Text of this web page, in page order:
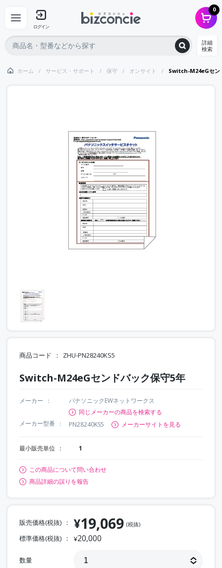
ログイン
0
詳細
検索
ホーム サービス・サポート 保守 オンサイト Switch-M24eGセン
商品コード ZHU-PN28240KS5
Switch-M24eGセンドバック保守5年
メーカー
パナソニックEWネットワークス
同じメーカーの商品を検索する
メーカー型番
PN28240KS5 メーカーサイトを見る
最小販売単位 1
この商品について問い合わせ
商品詳細の誤りを報告
販売価格(税抜) ¥19,069 (税抜)
標準価格(税抜) ¥20,000
数量